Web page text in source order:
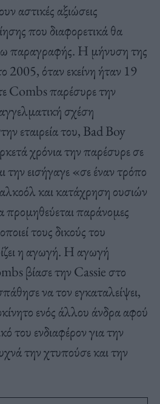
αστικές αξιώσεις
που διαφορετικά θα
παραγραφής. Η μήνυση της
2005, όταν εκείνη ήταν 19
Combs παρέσυρε την
σχέση
εταιρεία του, Bad Boy
χρόνια την παρέσυρε σε
την εισήγαγε «σε έναν τρόπο
και κατάχρηση ουσιών
προμηθεύεται παράνομες
τους δικούς του
η αγωγή. Η αγωγή
βίασε την Cassie στο
να τον εγκαταλείψει,
ενός άλλου άνδρα αφού
του ενδιαφέρον για την
την χτυπούσε και την